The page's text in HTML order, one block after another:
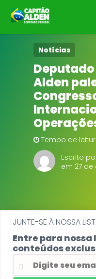
HOME
NOTÍCIAS
BIOGRAFIA
DOWNLOADS
EMENDAS
PROJETOS
Notícias
Alden
Tempo de
Escrito
em 27 de
JUNTE-SE Á NOSSA
Entre para nossa
conteúdos